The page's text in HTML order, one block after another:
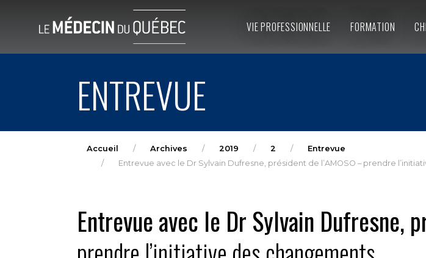
VIE PROFESSIONNELLE FORMATION
ENTREVUE
Accueil Archives 2019 2
Entrevue
Entrevue avec le Dr Sylvain Dufresne, président de l’AMOSO – prendre
Entrevue avec le Dr Sylvain Dufresne,